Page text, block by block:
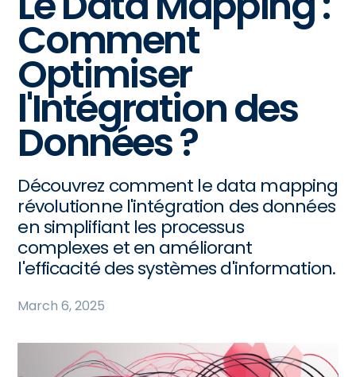
Comment
Optimiser
l'Intégration des
Données ?
Découvrez comment le data mapping
révolutionne l'intégration des données
en simplifiant les processus
complexes et en améliorant
l'efficacité des systèmes d'information.
March 6, 2025